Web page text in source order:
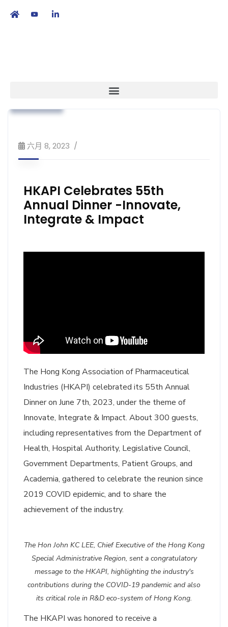
六月 8, 2023
HKAPI Celebrates 55th
Annual Dinner -Innovate,
Integrate & Impact
The Hong Kong Association of Pharmaceutical
Industries (HKAPI) celebrated its 55th Annual
Dinner on June 7th, 2023, under the theme of
Innovate, Integrate & Impact. About 300 guests,
including representatives from the Department of
Health, Hospital Authority, Legislative Council,
Government Departments, Patient Groups, and
Academia, gathered to celebrate the reunion since
2019 COVID epidemic, and to share the
achievement of the industry.
The Hon John KC LEE, Chief Executive of the Hong Kong
Special Administrative Region, sent a congratulatory
message to the HKAPI, highlighting the industry's
contributions during the COVID-19 pandemic and also
its critical role in R&D eco-system of Hong Kong.
The HKAPI was honored to receive a